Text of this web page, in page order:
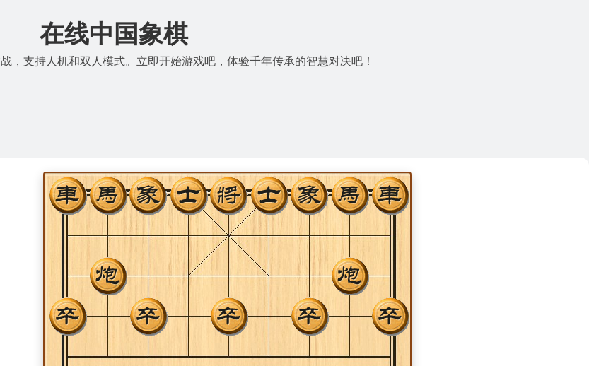
在线中国象棋
，支持人机和双人模式。立即开始游戏吧，体验千年传承的智慧对决吧！